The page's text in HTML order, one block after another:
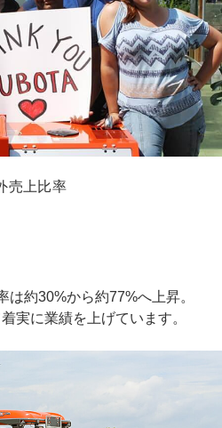
売上比率
は約30%から約77%へ上昇。
実に業績を上げています。